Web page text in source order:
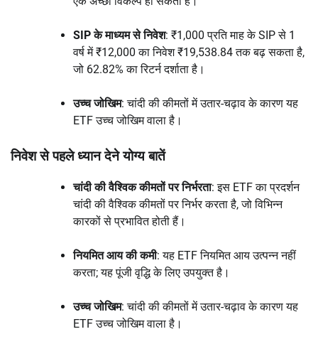
SIP के माध्यम से निवेश: ₹1,000 प्रति माह के SIP से 1
वर्ष में ₹12,000 का निवेश ₹19,538.84 तक बढ़ सकता है,
जो 62.82% का रिटर्न दर्शाता है।
उच्च जोखिम: चांदी की कीमतों में उतार-चढ़ाव के कारण यह
ETF उच्च जोखिम वाला है।
निवेश से पहले ध्यान देने योग्य बातें
चांदी की वैश्विक कीमतों पर निर्भरता: इस ETF का प्रदर्शन
चांदी की वैश्विक कीमतों पर निर्भर करता है, जो विभिन्न
कारकों से प्रभावित होती हैं।
नियमित आय की कमी: यह ETF नियमित आय उत्पन्न नहीं
करता; यह पूंजी वृद्धि के लिए उपयुक्त है।
उच्च जोखिम: चांदी की कीमतों में उतार-चढ़ाव के कारण यह
ETF उच्च जोखिम वाला है।